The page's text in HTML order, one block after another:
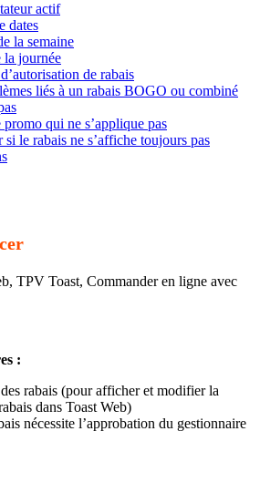
actif
dates
la semaine
la journée
de rabais
liés à un rabais BOGO ou combiné
qui ne s’applique pas
le rabais ne s’affiche toujours pas
TPV Toast, Commander en ligne avec
:
rabais (pour afficher et modifier la
dans Toast Web)
nécessite l’approbation du gestionnaire